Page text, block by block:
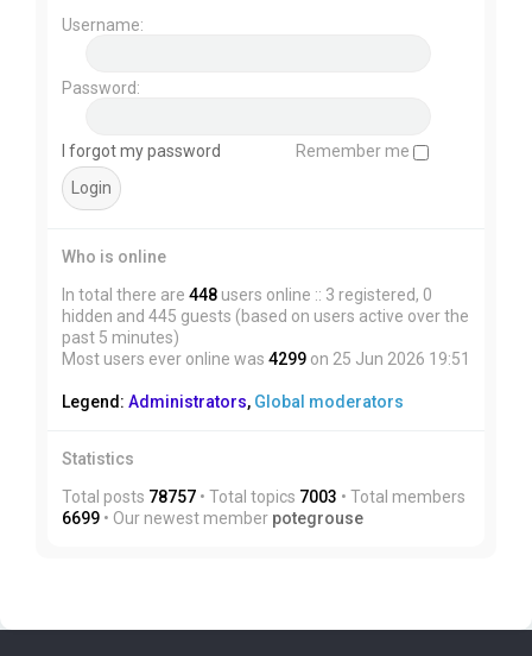
Username:
Password:
I forgot my password Remember me
Who is online
In total there are 448 users online :: 3 registered, 0
hidden and 445 guests (based on users active over the
past 5 minutes)
Most users ever online was 4299 on 25 Jun 2026 19:51
Legend: Administrators, Global moderators
Statistics
Total posts 78757 • Total topics 7003 • Total members
6699 • Our newest member potegrouse